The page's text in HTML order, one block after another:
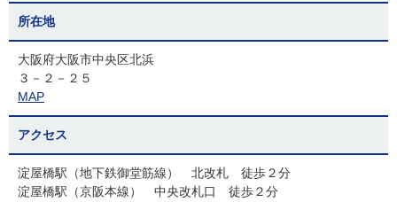
所在地
大阪府大阪市中央区北浜
３－２－２５
MAP
アクセス
淀屋橋駅（地下鉄御堂筋線） 北改札 徒歩２分
淀屋橋駅（京阪本線） 中央改札口 徒歩２分